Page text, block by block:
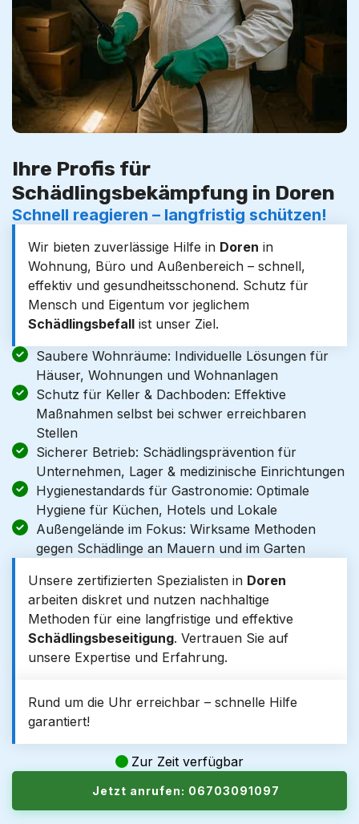
Ihre Profis für
Schädlingsbekämpfung in Doren
Schnell reagieren – langfristig schützen!
Wir bieten zuverlässige Hilfe in Doren in
Wohnung, Büro und Außenbereich – schnell,
effektiv und gesundheitsschonend. Schutz für
Mensch und Eigentum vor jeglichem
Schädlingsbefall ist unser Ziel.
Saubere Wohnräume: Individuelle Lösungen für
Häuser, Wohnungen und Wohnanlagen
Schutz für Keller & Dachboden: Effektive
Maßnahmen selbst bei schwer erreichbaren
Stellen
Sicherer Betrieb: Schädlingsprävention für
Unternehmen, Lager & medizinische Einrichtungen
Hygienestandards für Gastronomie: Optimale
Hygiene für Küchen, Hotels und Lokale
Außengelände im Fokus: Wirksame Methoden
gegen Schädlinge an Mauern und im Garten
Unsere zertifizierten Spezialisten in Doren
arbeiten diskret und nutzen nachhaltige
Methoden für eine langfristige und effektive
Schädlingsbeseitigung. Vertrauen Sie auf
unsere Expertise und Erfahrung.
Rund um die Uhr erreichbar – schnelle Hilfe
garantiert!
Zur Zeit verfügbar
Jetzt anrufen: 06703091097